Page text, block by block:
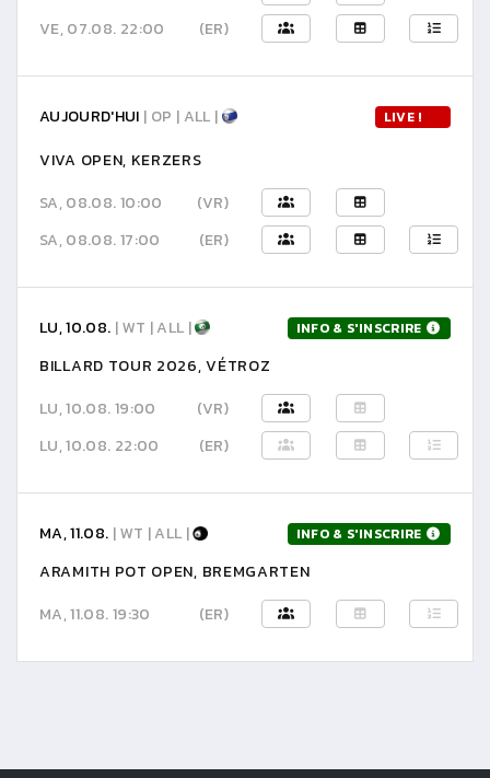
VE, 07.08. 22:00
(ER)
AUJOURD'HUI | OP | ALL | LIVE !
VIVA OPEN, KERZERS
SA, 08.08. 10:00
(VR)
SA, 08.08. 17:00
(ER)
LU, 10.08. | WT | ALL | INFO & S'INSCRIRE
BILLARD TOUR 2026, VÉTROZ
LU, 10.08. 19:00
(VR)
LU, 10.08. 22:00
(ER)
MA, 11.08. | WT | ALL | INFO & S'INSCRIRE
ARAMITH POT OPEN, BREMGARTEN
MA, 11.08. 19:30
(ER)